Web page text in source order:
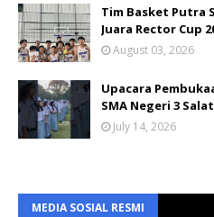
Tim Basket Putra
Juara Rector Cup
August 03, 2026
Upacara
SMA Negeri 3
July 14, 2026
MEDIA SOSIAL RESMI